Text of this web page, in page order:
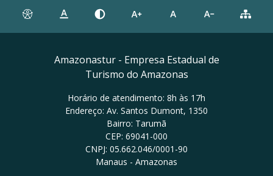
Amazonastur - Empresa Estadual de
Turismo do Amazonas
Horário de atendimento: 8h às 17h
Endereço: Av. Santos Dumont, 1350
Bairro: Tarumã
CEP: 69041-000
CNPJ: 05.662.046/0001-90
Manaus - Amazonas